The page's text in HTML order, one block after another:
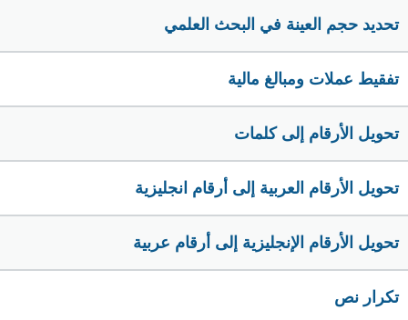
تحديد حجم العينة في البحث العلمي
تفقيط عملات ومبالغ مالية
تحويل الأرقام إلى كلمات
تحويل الأرقام العربية إلى أرقام انجليزية
تحويل الأرقام الإنجليزية إلى أرقام عربية
تكرار نص